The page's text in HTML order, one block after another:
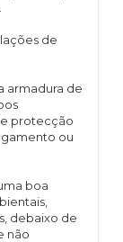
de
armadura de
protecção
ou
boa
debaixo de
não